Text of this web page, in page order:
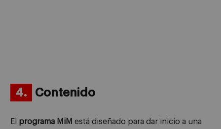
4. Contenido
El programa MiM está diseñado para dar inicio a una